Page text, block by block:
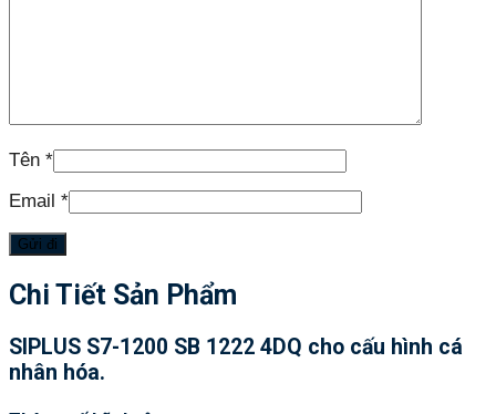
Tên *
Email *
Chi Tiết Sản Phẩm
SIPLUS S7-1200 SB 1222 4DQ cho cấu hình cá
nhân hóa.